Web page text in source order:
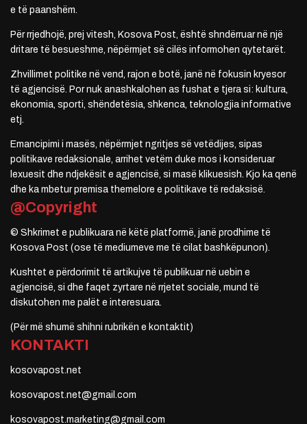
e të paanshëm.
Për rrjedhojë, prej vitesh, Kosova Post, është shndërruar në një
dritare të besueshme, nëpërmjet së cilës informohen qytetarët.
Zhvillimet politike në vend, rajon e botë, janë në fokusin kryesor
të agjencisë. Por nuk anashkalohen as fushat e tjera si: kultura,
ekonomia, sporti, shëndetësia, shkenca, teknologjia informative
etj.
Emancipimi i masës, nëpërmjet ngritjes së vetëdijes, sipas
politikave redaksionale, arrihet vetëm duke mos i konsideruar
lexuesit dhe ndjekësit e agjencisë, si masë klikuesish. Kjo ka qenë
dhe ka mbetur premisa themelore e politikave të redaksisë.
@Copyright
© Shkrimet e publikuara në këtë platformë, janë prodhime të
Kosova Post (ose të mediumeve me të cilat bashkëpunon).
Kushtet e përdorimit të artikujve të publikuar në uebin e
agjencisë, si dhe faqet zyrtare në rrjetet sociale, mund të
diskutohen me palët e interesuara.
(Për më shumë shihni rubrikën e kontaktit)
KONTAKTI
kosovapost.net
kosovapost.net@gmail.com
kosovapost.marketing@gmail.com